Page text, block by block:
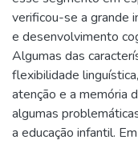
verificou-se a grande
e desenvolvimento
Algumas das
flexibilidade
atenção e a memória
algumas
a educação infantil.